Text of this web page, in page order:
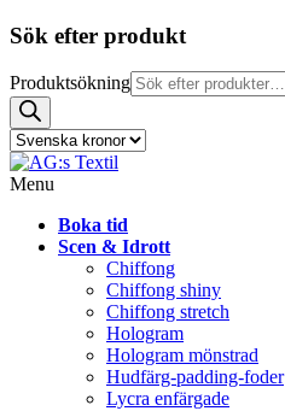
Sök efter produkt
Produktsökning
Menu
Boka tid
Scen & Idrott
Chiffong
Chiffong shiny
Chiffong stretch
Hologram
Hologram mönstrad
Hudfärg-padding-foder
Lycra enfärgade